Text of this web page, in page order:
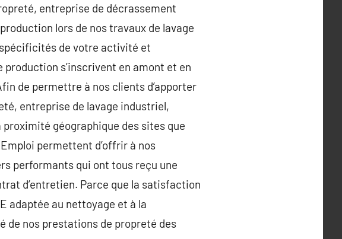
entreprise de décrassement
lors de nos travaux de lavage
de votre activité et
s’inscrivent en amont et en
de permettre à nos clients d’apporter
entreprise de lavage industriel,
proximité géographique des sites que
permettent d’offrir à nos
performants qui ont tous reçu une
d’entretien. Parce que la satisfaction
adaptée au nettoyage et à la
de nos prestations de propreté des